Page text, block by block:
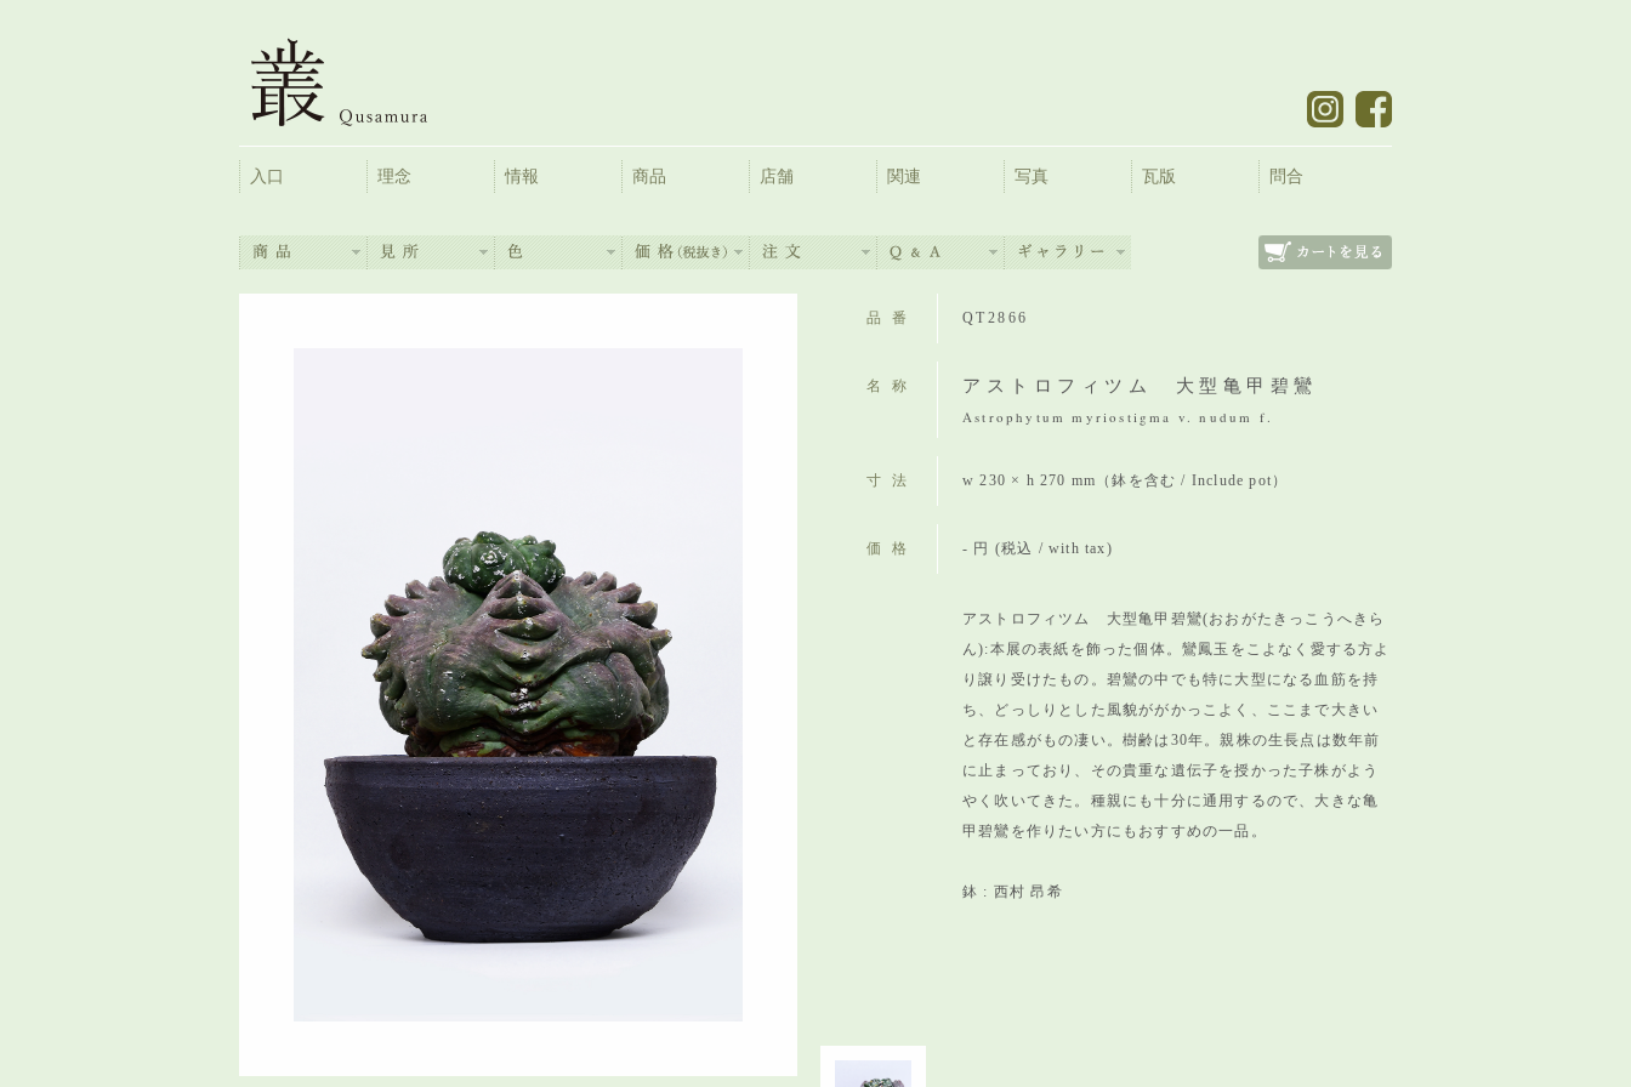
入口 理念 情報 商品 店舗 関連 写真 瓦版 問合
品番 QT2866
名称 アストロフィツム 大型亀甲碧鸞
Astrophytum myriostigma v. nudum f.
寸法 w 230 × h 270 mm（鉢を含む / Include pot）
価格 - 円 (税込 / with tax)
アストロフィツム 大型亀甲碧鸞(おおがたきっこうへきら
ん):本展の表紙を飾った個体。鸞鳳玉をこよなく愛する方よ
り譲り受けたもの。 碧鸞の中でも特に大型になる血筋を持
ち、
どっしりとした風貌ががかっこよく、 ここまで大きい
と存在感がもの凄い。樹齢は30年。親株の生長点は数年前
に止まっており、 その貴重な遺伝子を授かった子株がよう
やく吹いてきた。 種親にも十分に通用するので、 大きな亀
甲碧鸞を作りたい方にもおすすめの一品。
鉢 : 西村 昂希